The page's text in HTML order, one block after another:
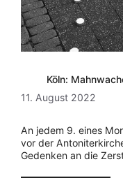
Köln:
11. August 2022
An jedem 9. eines
vor der
Gedenken an die